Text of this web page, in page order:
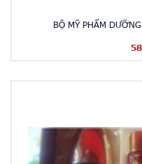
BỘ MỸ PHẨM